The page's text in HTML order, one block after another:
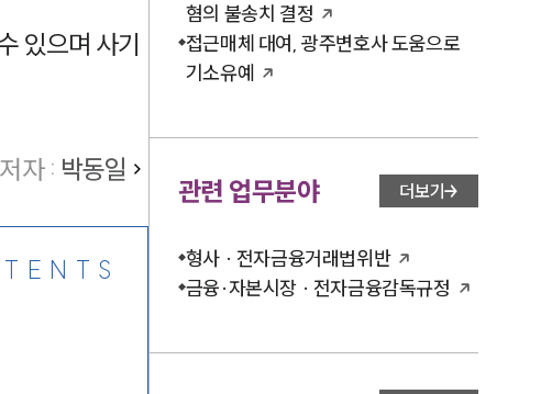
있으며 사기
저자 : 박동일
혐의 불송치 결정
접근매체 대여, 광주변호사 도움으로
기소유예
관련 업무분야 더보기
형사 · 전자금융거래법위반
금융·자본시장 · 전자금융감독규정